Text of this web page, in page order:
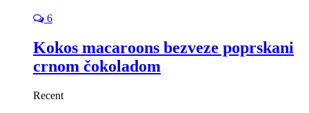
6
Kokos macaroons bezveze poprskani
crnom čokoladom
Recent